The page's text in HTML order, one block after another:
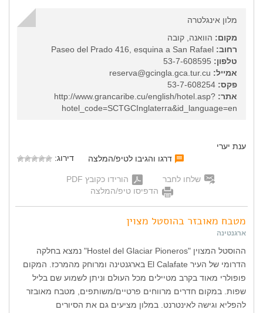
מלון אינגלטרה
מקום: הוואנה, קובה
רחוב:
טלפון:
אמייל:
פקס:
אתר: http://www.grancaribe.cu/english/hotel.asp?
hotel_code=SCTGCInglaterra&id_language=en
ענת יערי
דרגו והגיבו לטיפ/המלצה
דירוג:
שלחו לחבר
הורידו כקובץ PDF
הדפיסו טיפ/המלצה
מטבח מאובזר בהוסטל מצוין
ארגנטינה
ההוסטל המצוין "Hostel del Glaciar Pioneros" נמצא בחלקה
הדרומי של העיר El Calafate בארגנטינה ומרוחק מהמרכז. המקום
פופולרי מאוד בקרב מטיילים מכל העולם וניתן לשמוע שם בליל
שפות. במקום חדרים מרווחים פרטיים/משותפים, מטבח מאובזר
להפליא וגישה לאינטרנט. במלון מציעים גם את הסיורים